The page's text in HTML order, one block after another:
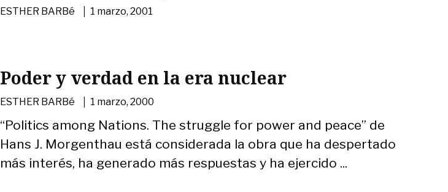
ESTHER BARBé | 1 marzo, 2001
Poder y verdad en la era nuclear
ESTHER BARBé | 1 marzo, 2000
“Politics among Nations. The struggle for power and peace” de
Hans J. Morgenthau está considerada la obra que ha despertado
más interés, ha generado más respuestas y ha ejercido ...